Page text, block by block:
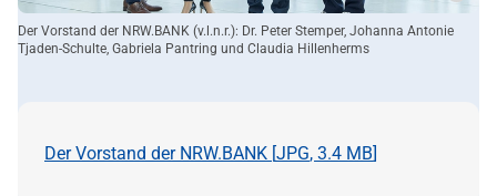
Der Vorstand der NRW.BANK (v.l.n.r.): Dr. Peter Stemper, Johanna Antonie
Tjaden-Schulte, Gabriela Pantring und Claudia Hillenherms
Der Vorstand der NRW.BANK [JPG, 3.4 MB]